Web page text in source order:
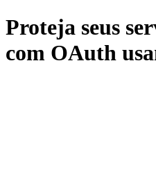
Proteja seus
com OAuth